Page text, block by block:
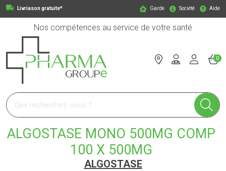
Livriason gratuite* Garde Société Aide
Nos compétences au service de votre santé
Pharmagroupe Votre pharmacie en ligne à votre service
0
ALGOSTASE MONO 500MG COMP
100 X 500MG
ALGOSTASE